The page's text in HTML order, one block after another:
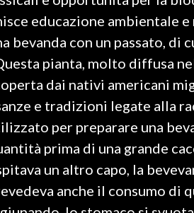
educazione ambientale
bevanda con un passato,
pianta, molto diffusa
dai nativi americani
e tradizioni legate alla
per preparare una
prima di una grande
un altro capo, la
anche il consumo di